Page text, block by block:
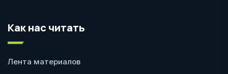
Как нас читать
Лента материалов